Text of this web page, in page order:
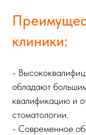
клиники:
-
обладают
квалификацию и
стоматологии.
- Современное